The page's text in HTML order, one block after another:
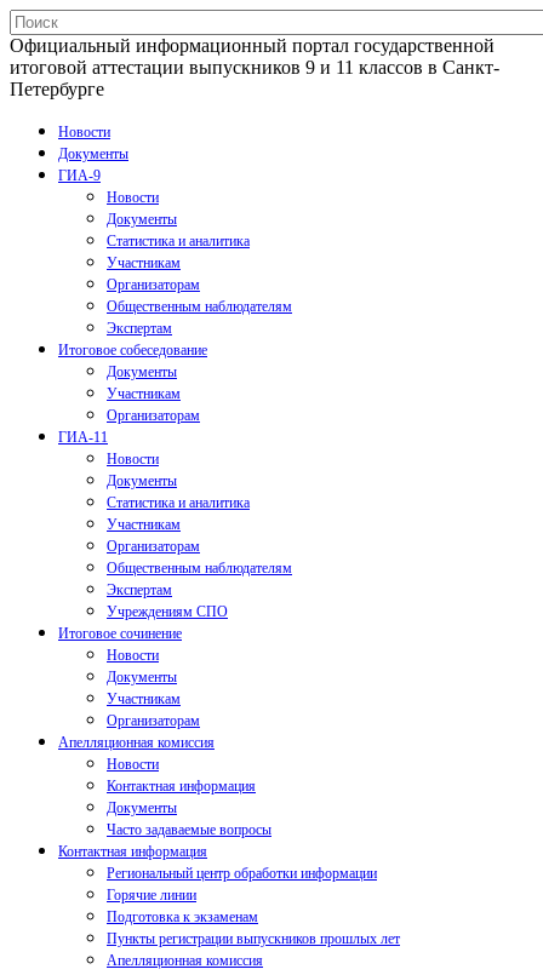
Официальный информационный портал государственной
итоговой аттестации выпускников 9 и 11 классов в Санкт-
Петербурге
Новости
Документы
ГИА-9
Новости
Документы
Статистика и аналитика
Участникам
Организаторам
Общественным наблюдателям
Экспертам
Итоговое собеседование
Документы
Участникам
Организаторам
ГИА-11
Новости
Документы
Статистика и аналитика
Участникам
Организаторам
Общественным наблюдателям
Экспертам
Учреждениям СПО
Итоговое сочинение
Новости
Документы
Участникам
Организаторам
Апелляционная комиссия
Новости
Контактная информация
Документы
Часто задаваемые вопросы
Контактная информация
Региональный центр обработки информации
Горячие линии
Подготовка к экзаменам
Пункты регистрации выпускников прошлых лет
Апелляционная комиссия